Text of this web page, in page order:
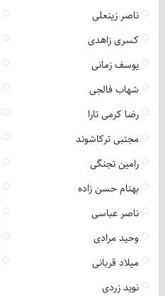
ناصر زینعلی
کسری زاهدی
یوسف زمانی
شهاب فالجی
رضا کرمی تارا
مجتبی ترکاشوند
رامین تجنگی
بهنام حسن زاده
ناصر عباسی
وحید مرادی
میلاد قربانی
نوید زردی